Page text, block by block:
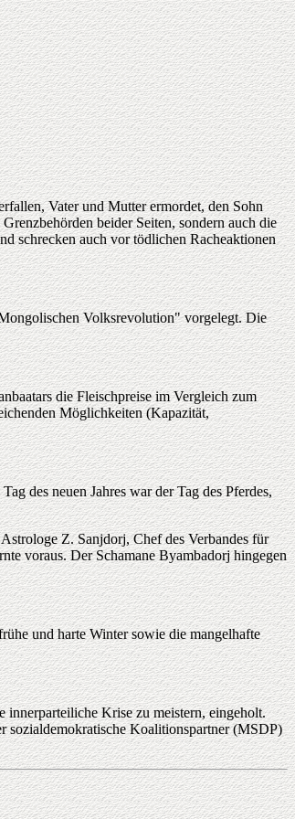
Vater und Mutter ermordet, den Sohn
beider Seiten, sondern auch die
schrecken auch vor tödlichen Racheaktionen
Volksrevolution" vorgelegt. Die
die Fleischpreise im Vergleich zum
Möglichkeiten (Kapazität,
des neuen Jahres war der Tag des Pferdes,
Z. Sanjdorj, Chef des Verbandes für
voraus. Der Schamane Byambadorj hingegen
und harte Winter sowie die mangelhafte
Krise zu meistern, eingeholt.
sozialdemokratische Koalitionspartner (MSDP)